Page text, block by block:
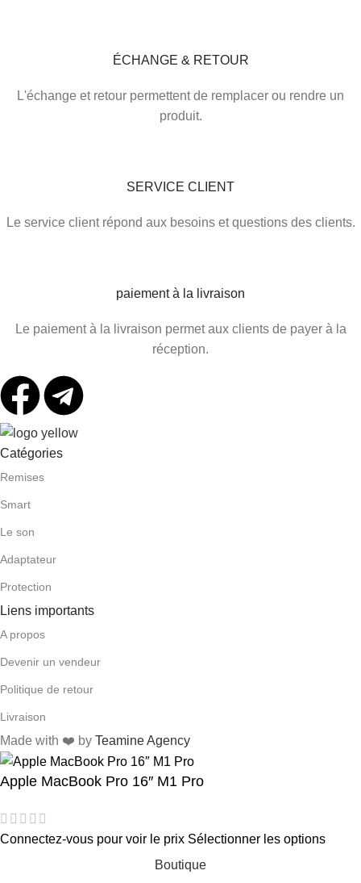
ÉCHANGE & RETOUR​
L'échange et retour permettent de remplacer ou rendre un
produit.
SERVICE CLIENT
Le service client répond aux besoins et questions des clients.
paiement à la livraison
Le paiement à la livraison permet aux clients de payer à la
réception.
Catégories
Remises
Smart
Le son
Adaptateur
Protection
Liens importants
A propos
Devenir un vendeur
Politique de retour
Livraison
Made with ❤️ by Teamine Agency
Apple MacBook Pro 16″ M1 Pro
Connectez-vous pour voir le prix Sélectionner les options
Boutique